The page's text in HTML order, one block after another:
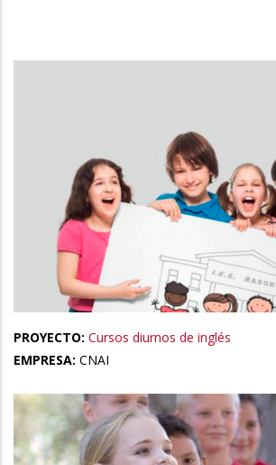
PROYECTO: Cursos diurnos de inglés
EMPRESA: CNAI